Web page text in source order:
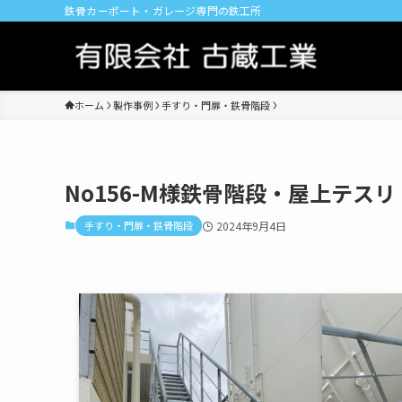
鉄骨カーポート・ガレージ専門の鉄工所
ホーム 製作事例 手すり・門扉・鉄骨階段
No156-M様鉄骨階段・屋上テスリ
手すり・門扉・鉄骨階段 2024年9月4日